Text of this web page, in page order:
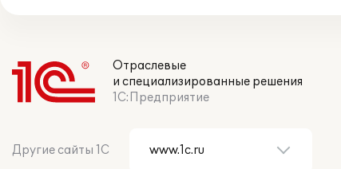
Отраслевые
и специализированные решения
1С:Предприятие
Другие сайты 1С